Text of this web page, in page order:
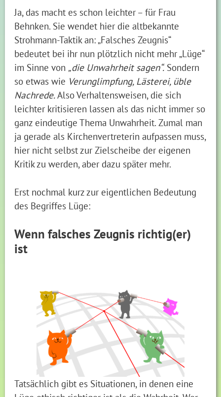
Ja, das macht es schon leichter – für Frau
Behnken. Sie wendet hier die altbekannte
Strohmann-Taktik an: „Falsches Zeugnis“
bedeutet bei ihr nun plötzlich nicht mehr „Lüge“
im Sinne von „die Unwahrheit sagen“. Sondern
so etwas wie Verunglimpfung, Lästerei, üble
Nachrede.Also Verhaltensweisen, die sich
leichter kritisieren lassen als das nicht immer so
ganz eindeutige Thema Unwahrheit. Zumal man
ja gerade als Kirchenvertreterin aufpassen muss,
hier nicht selbst zur Zielscheibe der eigenen
Kritik zu werden, aber dazu später mehr.
Erst nochmal kurz zur eigentlichen Bedeutung
des Begriffes Lüge:
Wenn falsches Zeugnis richtig(er)
ist
Tatsächlich gibt es Situationen, in denen eine